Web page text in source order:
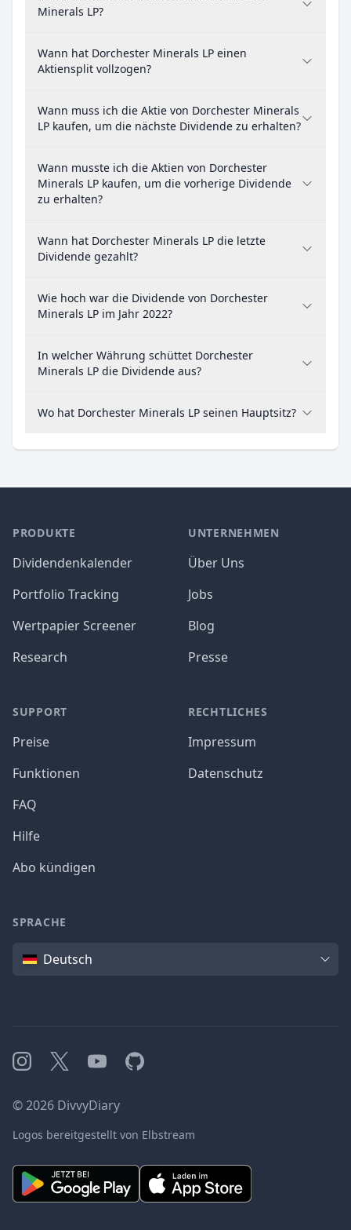
Minerals LP?
Wann hat Dorchester Minerals LP einen
Aktiensplit vollzogen?
Wann muss ich die Aktie von Dorchester Minerals
LP kaufen, um die nächste Dividende zu erhalten?
Wann musste ich die Aktien von Dorchester
Minerals LP kaufen, um die vorherige Dividende
zu erhalten?
Wann hat Dorchester Minerals LP die letzte
Dividende gezahlt?
Wie hoch war die Dividende von Dorchester
Minerals LP im Jahr 2022?
In welcher Währung schüttet Dorchester
Minerals LP die Dividende aus?
Wo hat Dorchester Minerals LP seinen Hauptsitz?
PRODUKTE
Dividendenkalender
Portfolio Tracking
Wertpapier Screener
Research
SUPPORT
Preise
Funktionen
FAQ
Hilfe
Abo kündigen
UNTERNEHMEN
Über Uns
Jobs
Blog
Presse
RECHTLICHES
Impressum
Datenschutz
SPRACHE
SpracheDeutsch
Instagram
X YouTubeGitHub
©2026 DivvyDiary
Logos bereitgestellt von Elbstream